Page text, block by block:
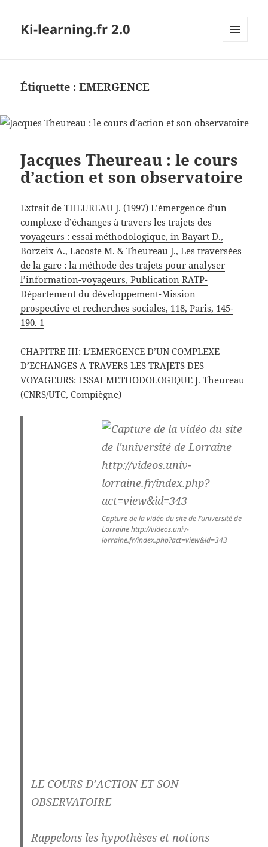
Ki-learning.fr 2.0
Étiquette :EMERGENCE
Jacques Theureau : le cours
d’action et son observatoire
Extrait de THEUREAU J. (1997) L’émergence d’un
complexe d’échanges à travers les trajets des
voyageurs : essai méthodologique, in Bayart D.,
Borzeix A., Lacoste M. & Theureau J., Les traversées
de la gare : la méthode des trajets pour analyser
l’information-voyageurs, Publication RATP-
Département du développement-Mission
prospective et recherches sociales, 118, Paris, 145-
190. 1
CHAPITRE III: L’EMERGENCE D’UN COMPLEXE
D’ECHANGES A TRAVERS LES TRAJETS DES
VOYAGEURS: ESSAI METHODOLOGIQUE J. Theureau
(CNRS/UTC, Compiègne)
Capture de la vidéo du site de l’université de
Lorraine http://videos.univ-
lorraine.fr/index.php?act=view&id=343
LE COURS D’ACTION ET SON
OBSERVATOIRE
Rappelons les hypothèses et notions